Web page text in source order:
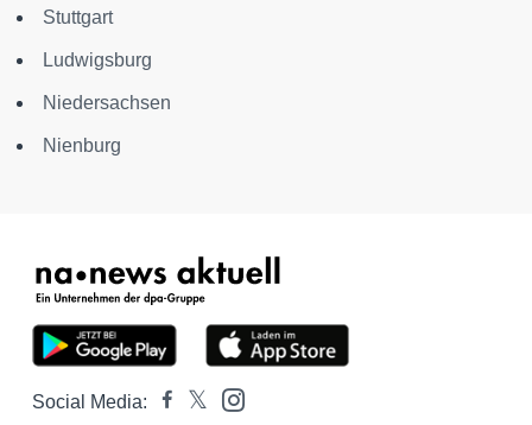
Stuttgart
Ludwigsburg
Niedersachsen
Nienburg
Social Media: